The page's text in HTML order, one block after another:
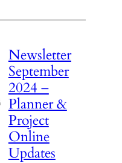
Newsletter
September
2024 –
Planner &
Project
Online
Updates